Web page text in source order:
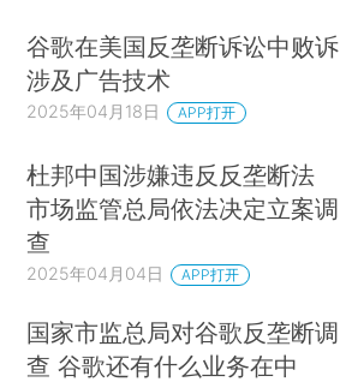
谷歌在美国反垄断诉讼中败诉
涉及广告技术
2025年04月18日 APP打开
杜邦中国涉嫌违反反垄断法
市场监管总局依法决定立案调
查
2025年04月04日 APP打开
国家市监总局对谷歌反垄断调
查 谷歌还有什么业务在中